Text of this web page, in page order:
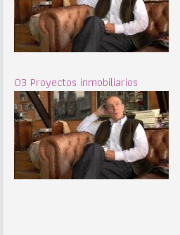
03 Proyectos inmobiliarios